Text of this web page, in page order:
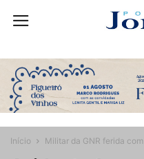
Início Militar da GNR ferida